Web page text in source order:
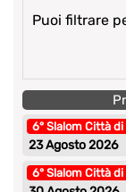
Puoi filtrare
6° Slalom Città
23 Agosto 2026
6° Slalom Città